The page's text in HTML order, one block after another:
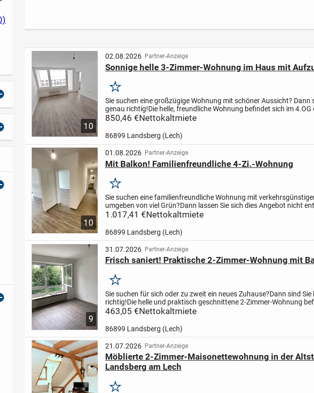
10
02.08.2026 Partner-Anzeige
Sonnige helle 3-Zimmer-Wohnung im Haus mit
Merken
Sie suchen eine großzügige Wohnung mit schöner Aussicht? Dann
genau richtig!Die helle, freundliche Wohnung befindet sich im 4.OG
Mehrfamilienhauses.Ein Aufzug bringt Sie bequem...
850,46 €Nettokaltmiete
86899 Landsberg (Lech)
10
01.08.2026 Partner-Anzeige
Mit Balkon! Familienfreundliche 4-Zi.-Wohnung
Merken
Sie suchen eine familienfreundliche Wohnung mit
umgeben von viel Grün?Dann lassen Sie sich dies Angebot nicht
im Jahr 2022 komplett modernisierte Wohnung mit...
1.017,41 €Nettokaltmiete
86899 Landsberg (Lech)
9
31.07.2026 Partner-Anzeige
Frisch saniert! Praktische 2-Zimmer-Wohnung mit
Merken
Sie suchen für sich oder zu zweit ein neues Zuhause?Dann sind Sie
richtig!Die helle und praktisch geschnittene 2-Zimmer-Wohnung
im 2. Obergeschoss eines gepflegten und...
463,05 €Nettokaltmiete
86899 Landsberg (Lech)
21.07.2026 Partner-Anzeige
Möblierte 2-Zimmer-Maisonettewohnung in der
Landsberg am Lech
Merken